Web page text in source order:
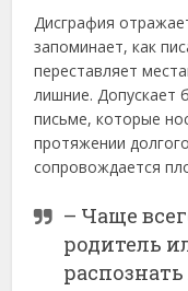
Дисграфия
запоминает, как
переставляет
лишние. Допускает
письме, которые
протяжении
сопровождается
– Чаще
родитель